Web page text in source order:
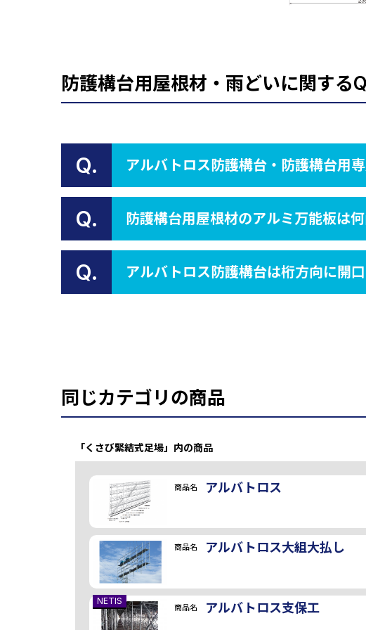
防護構台用屋根材・雨どいに関する
Q. アルバトロス防護構台・防護構台用
Q. 防護構台用屋根材のアルミ万能板は
Q. アルバトロス防護構台は桁方向に開口
同じカテゴリの商品
「くさび緊結式足場」内の商品
商品名 アルバトロス
商品名 アルバトロス大組大払し
NETIS
商品名 アルバトロス支保工